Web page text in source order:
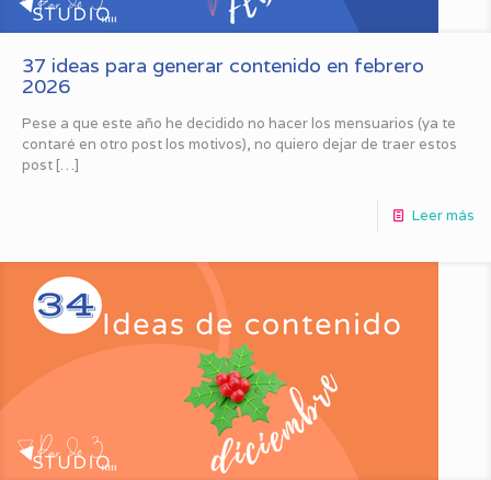
37 ideas para generar contenido en febrero
2026
Pese a que este año he decidido no hacer los mensuarios (ya te
contaré en otro post los motivos), no quiero dejar de traer estos
post […]
Leer más